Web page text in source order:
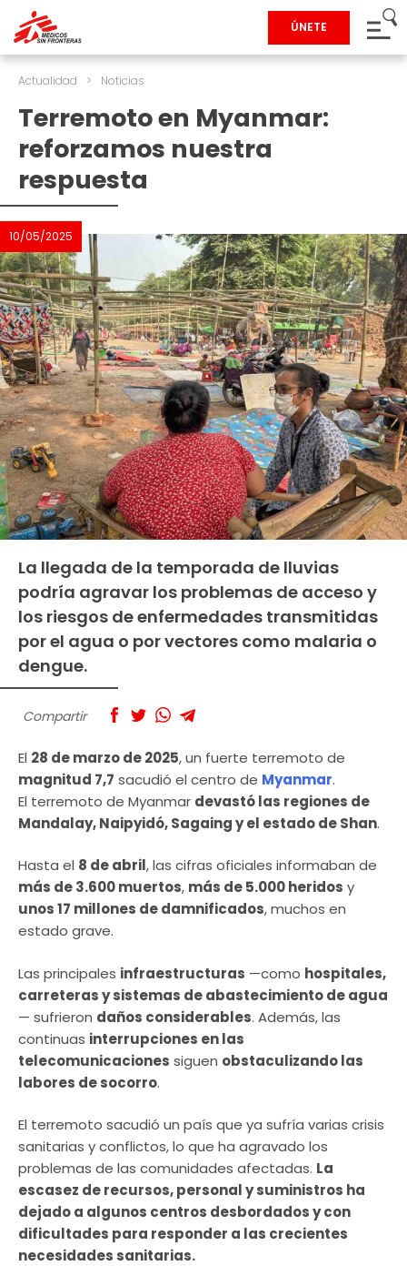
ÚNETE
Actualidad > Noticias
Terremoto en Myanmar:
reforzamos nuestra
respuesta
10/05/2025
La llegada de la temporada de lluvias
podría agravar los problemas de acceso y
los riesgos de enfermedades transmitidas
por el agua o por vectores como malaria o
dengue.
Compartir
El 28 de marzo de 2025, un fuerte terremoto de
magnitud 7,7 sacudió el centro de Myanmar.
El terremoto de Myanmar devastó las regiones de
Mandalay, Naipyidó, Sagaing y el estado de Shan.
Hasta el 8 de abril, las cifras oficiales informaban de
más de 3.600 muertos, más de 5.000 heridos y
unos 17 millones de damnificados, muchos en
estado grave.
Las principales infraestructuras —como hospitales,
carreteras y sistemas de abastecimiento de agua
— sufrieron daños considerables. Además, las
continuas interrupciones en las
telecomunicaciones siguen obstaculizando las
labores de socorro.
El terremoto sacudió un país que ya sufría varias crisis
sanitarias y conflictos, lo que ha agravado los
problemas de las comunidades afectadas. La
escasez de recursos, personal y suministros ha
dejado a algunos centros desbordados y con
dificultades para responder a las crecientes
necesidades sanitarias.